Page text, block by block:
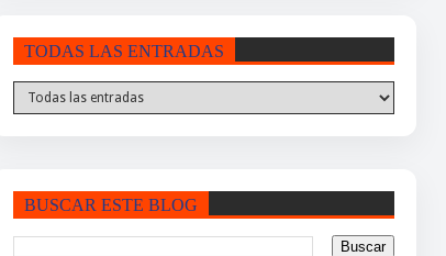
TODAS LAS ENTRADAS
BUSCAR ESTE BLOG